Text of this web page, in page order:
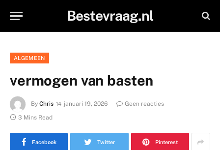
Bestevraag.nl
ALGEMEEN
vermogen van basten
By Chris januari 19, 2026
Geen reacties
3 Mins Read
Facebook Twitter Pinterest